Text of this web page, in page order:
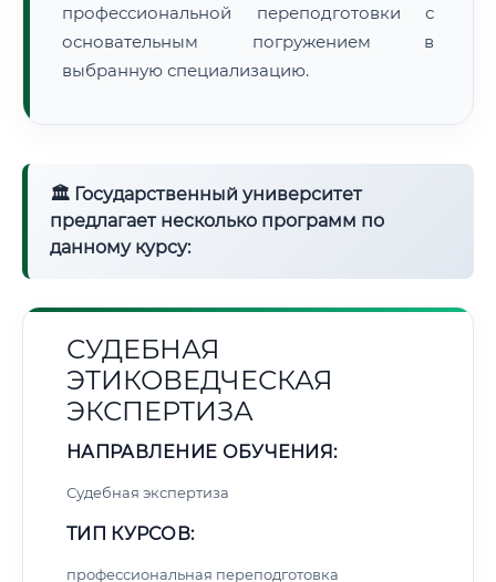
профессиональной переподготовки с
основательным погружением в
выбранную специализацию.
🏛 Государственный университет
предлагает несколько программ по
данному курсу:
СУДЕБНАЯ
ЭТИКОВЕДЧЕСКАЯ
ЭКСПЕРТИЗА
НАПРАВЛЕНИЕ ОБУЧЕНИЯ:
Судебная экспертиза
ТИП КУРСОВ:
профессиональная переподготовка